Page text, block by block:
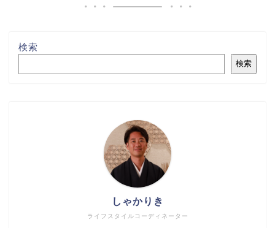
検索
検索
ライフスタイルコーディネーター
しゃかりき